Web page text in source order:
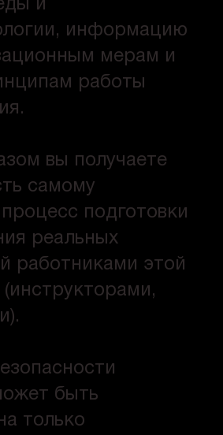
и
информацию
мерам и
работы
вы получаете
самому
подготовки
реальных
работниками этой
быть
только